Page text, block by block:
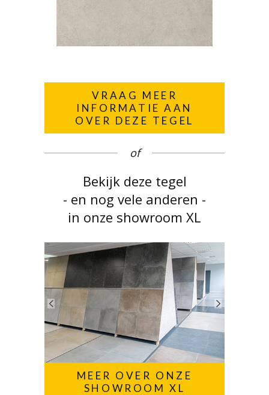
VRAAG MEER
INFORMATIE AAN
OVER DEZE TEGEL
of
Bekijk deze tegel
- en nog vele anderen -
in onze showroom XL
MEER OVER ONZE
SHOWROOM XL